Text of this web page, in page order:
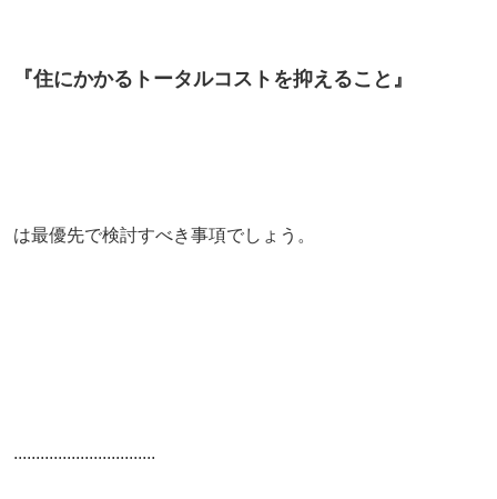
『住にかかるトータルコストを抑えること』
は最優先で検討すべき事項でしょう。
................................